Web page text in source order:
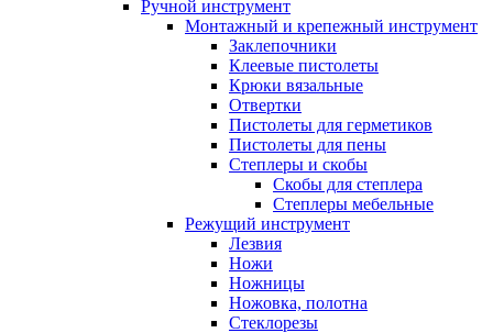
Ручной инструмент
Монтажный и крепежный инструмент
Заклепочники
Клеевые пистолеты
Крюки вязальные
Отвертки
Пистолеты для герметиков
Пистолеты для пены
Степлеры и скобы
Скобы для степлера
Степлеры мебельные
Режущий инструмент
Лезвия
Ножи
Ножницы
Ножовка, полотна
Стеклорезы